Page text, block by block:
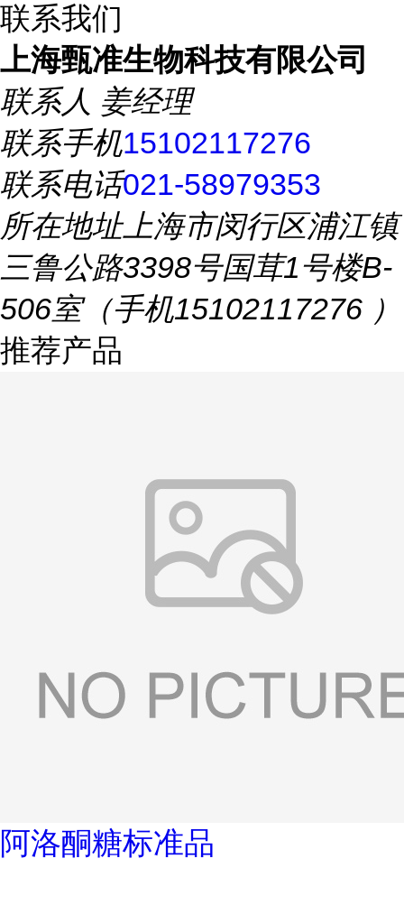
联系我们
上海甄准生物科技有限公司
联系人 姜经理
联系手机15102117276
联系电话021-58979353
所在地址上海市闵行区浦江镇
三鲁公路3398号国茸1号楼B-
506室（手机15102117276 ）
推荐产品
阿洛酮糖标准品